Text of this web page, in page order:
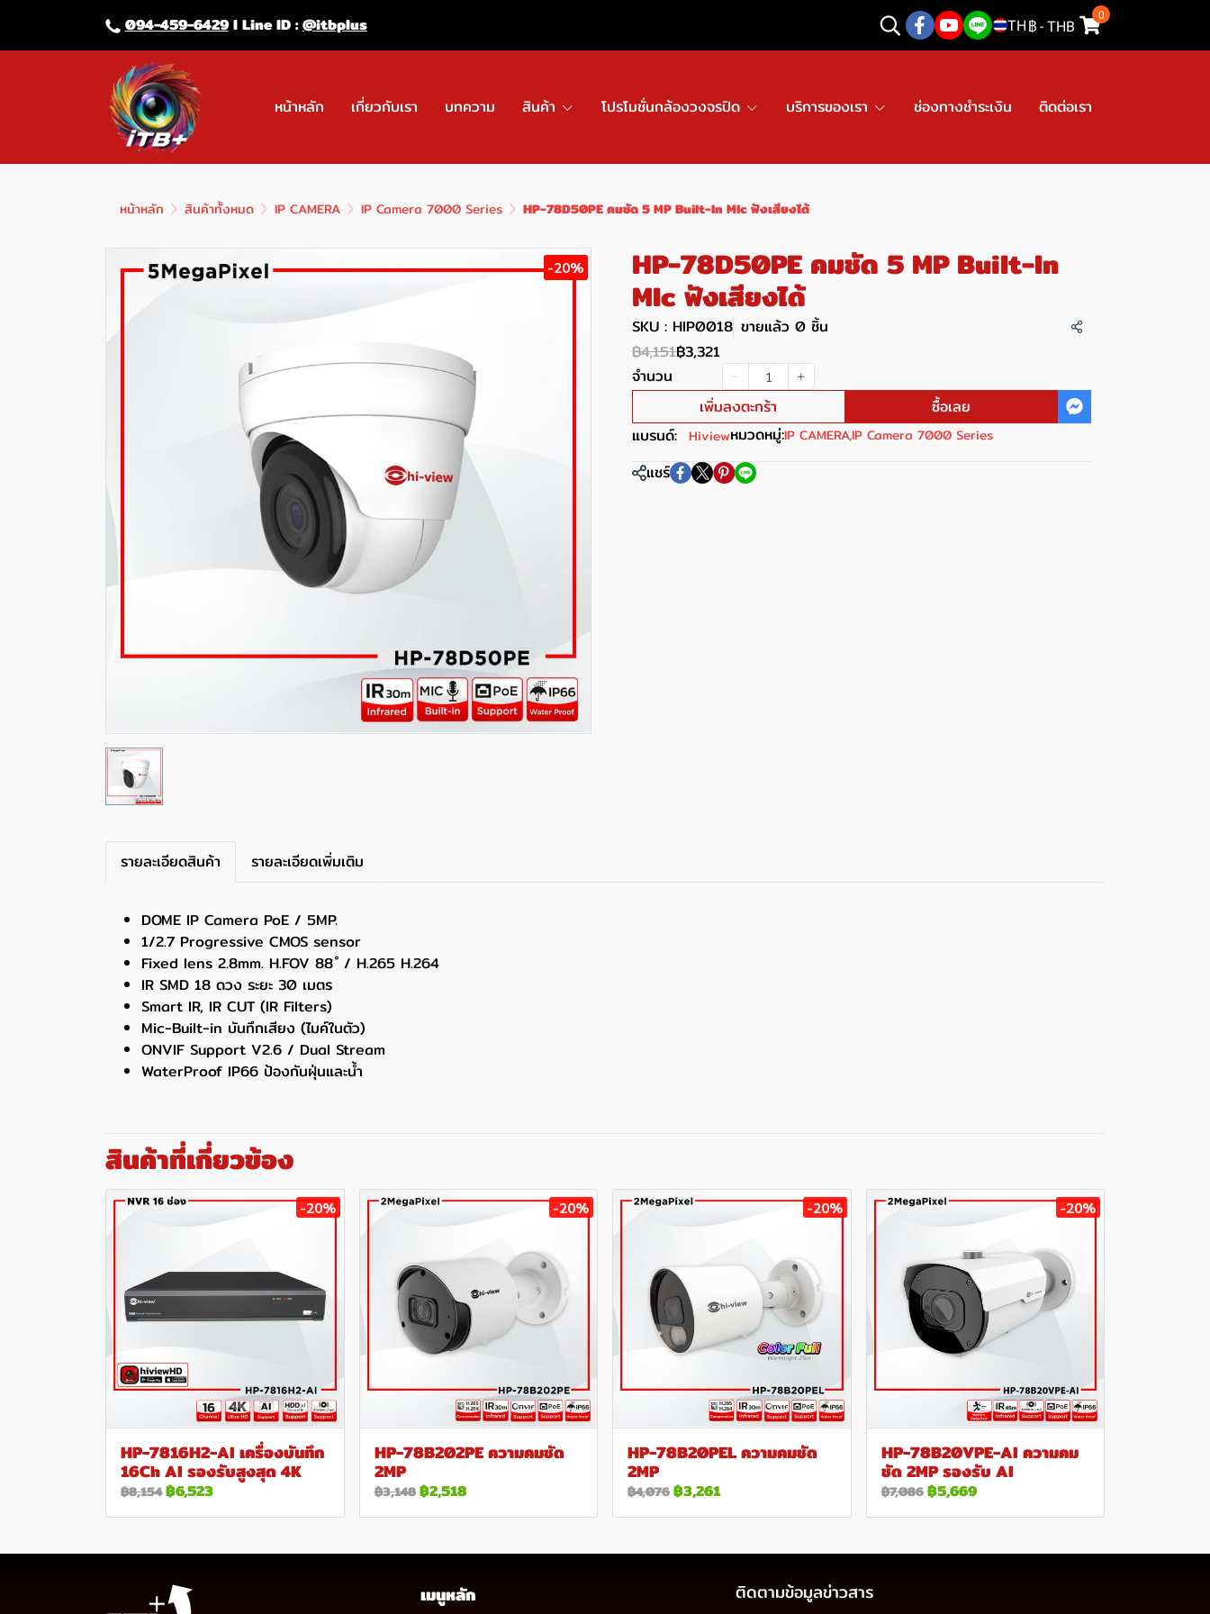
094-459-6429l Line lD :@itbplus TH ฿ - THB
0
หน้าหลัก เกี่ยวกับเรา บทความ สินค้า โปรโมชั่นกล้องวงจรปิด บริการของเรา ช่องทางชำระเงิน ติดต่อเรา
หน้าหลัก สินค้าทั้งหมด IP CAMERA IP Camera 7000 Series HP-78D50PE คมชัด 5 MP Built-ln Mlc ฟังเสียงได้
-20% HP-78D50PE คมชัด 5 MP Built-ln
Mlc ฟังเสียงได้
SKU : HIP0018 ขายแล้ว 0 ชิ้น แชร์
฿4,151฿3,321
จำนวน
เพิ่มลงตะกร้า
ซื้อเลย
แบรนด์: Hiviewหมวดหมู่:IP CAMERA,IP Camera 7000 Series
แชร์
รายละเอียดสินค้า รายละเอียดเพิ่มเติม
DOME IP Camera PoE / 5MP.
1/2.7 Progressive CMOS sensor
Fixed lens 2.8mm. H.FOV 88 ํ / H.265 H.264
IR SMD 18 ดวง ระยะ 30 เมตร
Smart IR, IR CUT (IR Filters)
Mic-Built-in บันทึกเสียง (ไมค์ในตัว)
ONVIF Support V2.6 / Dual Stream
WaterProof IP66 ป้องกันฝุ่นและน้ำ
สินค้าที่เกี่ยวข้อง
-20%
HP-7816H2-AI เครื่องบันทึก
16Ch AI รองรับสูงสุด 4K
฿8,154฿6,523
-20%
HP-78B202PE ความคมชัด
2MP
฿3,148 ฿2,518
-20%
HP-78B20PEL ความคมชัด
2MP
฿4,076฿3,261
-20%
HP-78B20VPE-AI ความคม
ชัด 2MP รองรับ AI
฿7,086 ฿5,669
เมนูหลัก ติดตามข้อมูลข่าวสาร